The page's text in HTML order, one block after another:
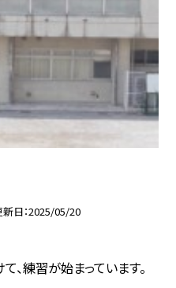
新日 2025/05/20
、練習が始まっています。